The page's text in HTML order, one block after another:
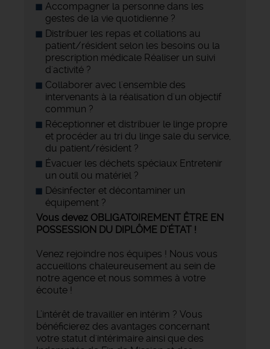
Accompagner la personne dans les
gestes de la vie quotidienne ?
Distribuer les repas et collations au
patient/résident selon les besoins ou la
prescription médicale Réaliser un suivi
d'activité ?
Collaborer avec l'ensemble des
intervenants à la réalisation d'un objectif
commun ?
Réceptionner et distribuer le linge propre
et procéder au tri du linge sale du service,
du patient/résident ?
Évacuer les déchets spéciaux Entretenir
un outil ou matériel ?
Désinfecter et décontaminer un
équipement ?
Vous devez OBLIGATOIREMENT ÊTRE EN
POSSESSION DU DIPLÔME D’ÉTAT !
Venez rejoindre nos équipes ! Nous vous
accueillons chaleureusement au sein de
notre agence et nous sommes à votre
écoute !
L’intérêt de travailler en intérim ? Vous
bénéficierez des avantages concernant
votre statut d'intérimaire ainsi que des